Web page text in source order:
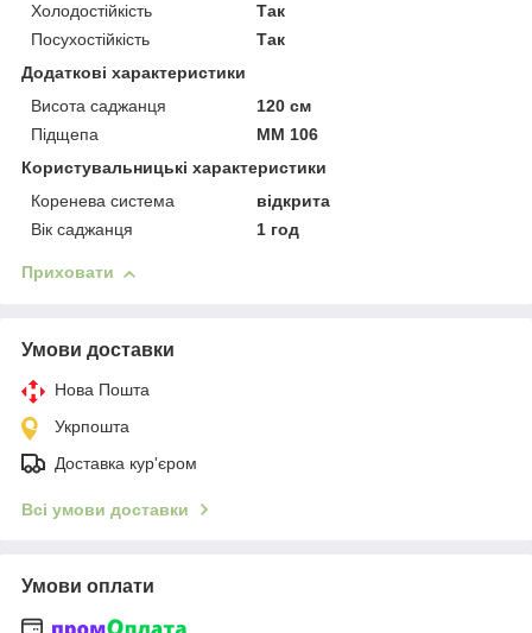
Холодостійкість
Так
Посухостійкість
Так
Додаткові характеристики
Висота саджанця
120 см
Підщепа
ММ 106
Користувальницькі характеристики
Коренева система
відкрита
Вік саджанця
1 год
Приховати
Умови доставки
Нова Пошта
Укрпошта
Доставка кур'єром
Всі умови доставки
Умови оплати